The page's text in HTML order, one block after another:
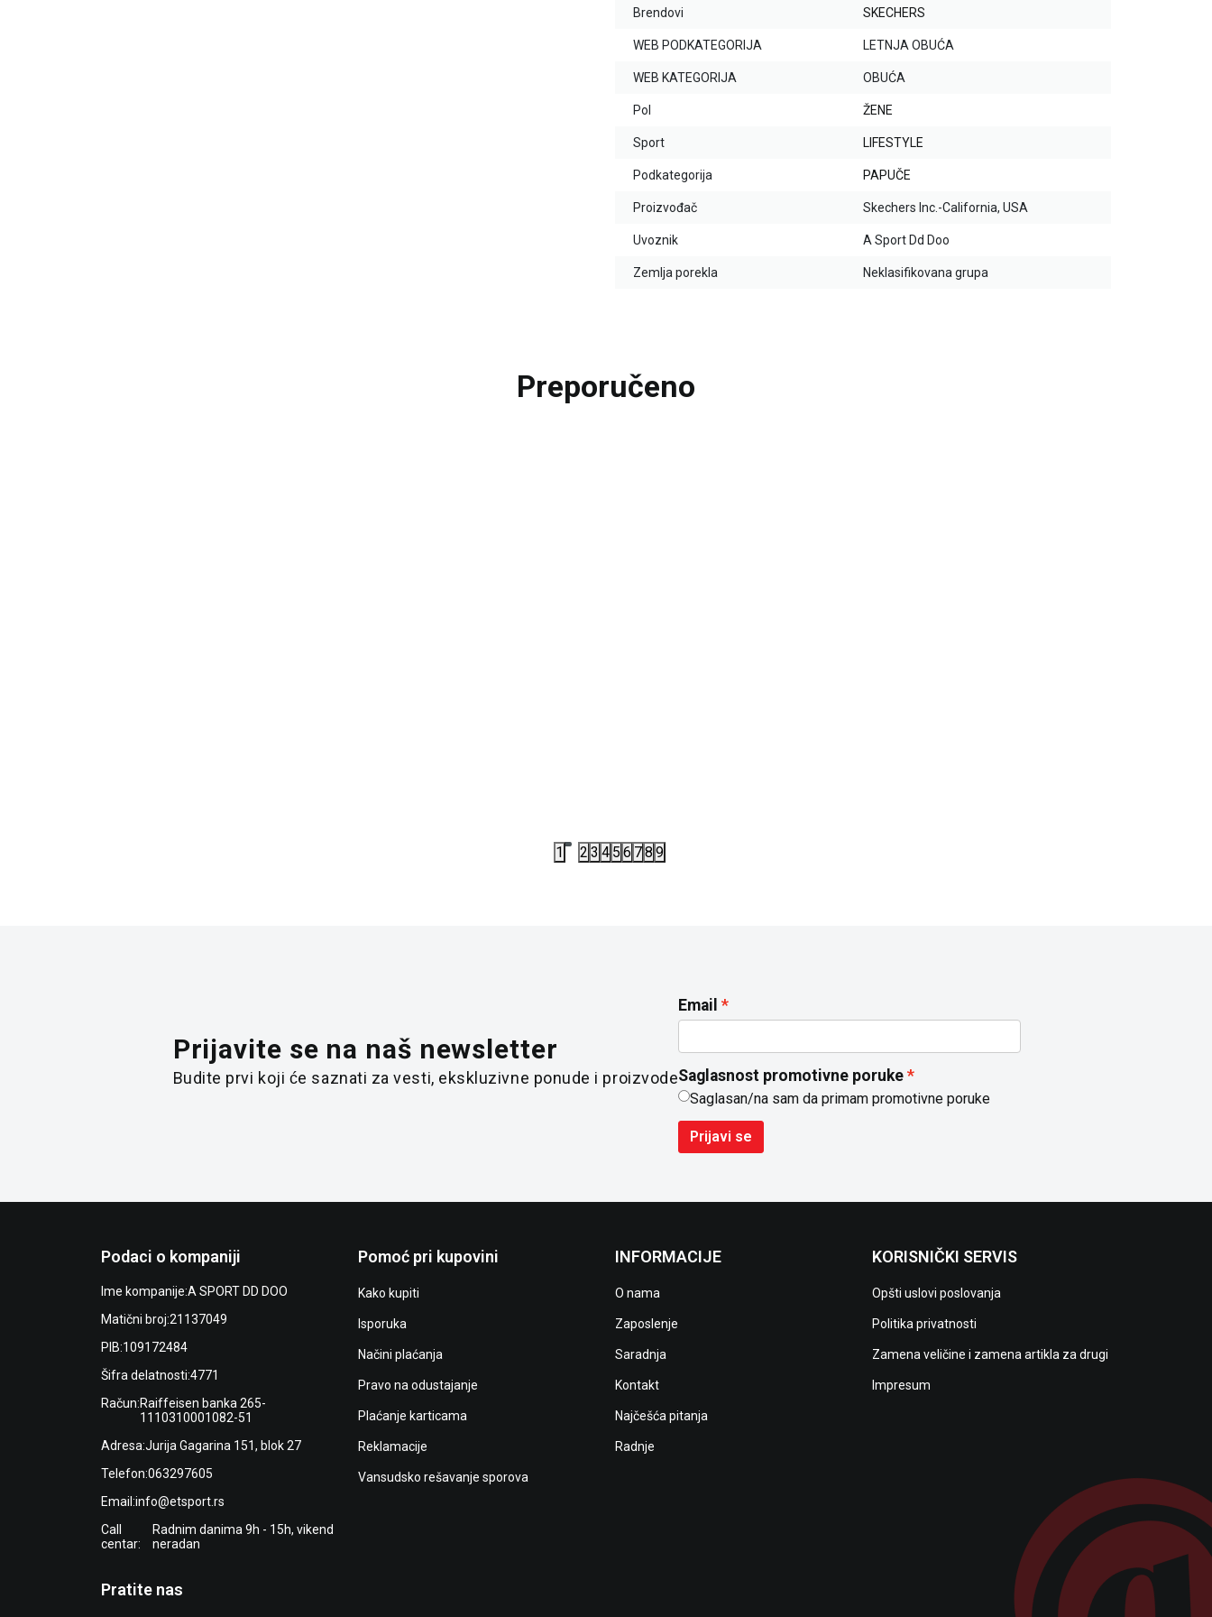
Brendovi SKECHERS
WEB PODKATEGORIJA LETNJA OBUĆA
WEB KATEGORIJA OBUĆA
Pol ŽENE
Sport LIFESTYLE
Podkategorija PAPUČE
Proizvođač Skechers Inc.-California, USA
Uvoznik A Sport Dd Doo
Zemlja porekla Neklasifikovana grupa
Preporučeno
1 2 3 4 5 6 78 9
Prijavite se na naš newsletter
Budite prvi koji će saznati za vesti, ekskluzivne ponude i proizvode
Email
Saglasnost promotivne poruke
Saglasan/na sam da primam promotivne poruke
Prijavi se
Podaci o kompaniji
Ime kompanije:A SPORT DD DOO
Matični broj:21137049
PIB:109172484
Šifra delatnosti:4771
Račun:Raiffeisen banka 265-
1110310001082-51
Adresa:Jurija Gagarina 151, blok 27
Telefon:063297605
Email:info@etsport.rs
Call
centar:
Radnim danima 9h - 15h, vikend
neradan
Pomoć pri kupovini
Kako kupiti
Isporuka
Načini plaćanja
Pravo na odustajanje
Plaćanje karticama
Reklamacije
Vansudsko rešavanje sporova
INFORMACIJE
O nama
Zaposlenje
Saradnja
Kontakt
Najčešća pitanja
Radnje
KORISNIČKI SERVIS
Opšti uslovi poslovanja
Politika privatnosti
Zamena veličine i zamena artikla za drugi
Impresum
Pratite nas